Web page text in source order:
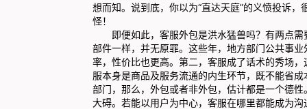
想而知。说到底，你以为“直达天庭”的义愤投诉
怪！
即便如此，客服外包是洪水猛兽吗？有两点需
部件一样，并无原罪。这些年，地方部门公共事
率，性价比也更高。第二，客服成了话术的秀场
服本身是商品及服务流通的内生环节，既不能省
部门，那么，外包或者非外包，估计都是一个德
大碍。若能以用户为中心，客服在哪里都能成为